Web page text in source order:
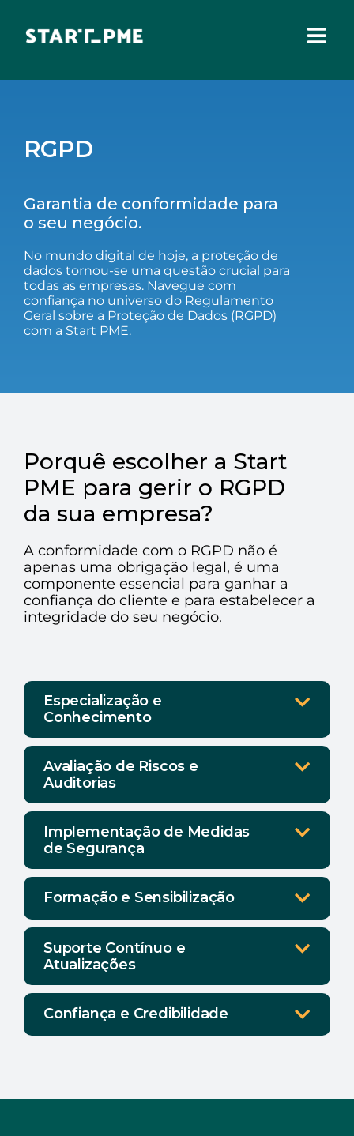
content
Fundo Santa Casa
Comissão Europeia
Benefícios Fiscais
Administração Local
IEFP
Turismo de Portugal
PEPAC Agricultura
SERVIÇOS
ABRIR UM NEGÓCIO
CONTACTOS
EN
RGPD
Garantia de conformidade para
o seu negócio.
No mundo digital de hoje, a proteção de
dados tornou-se uma questão crucial para
todas as empresas. Navegue com
confiança no universo do Regulamento
Geral sobre a Proteção de Dados (RGPD)
com a Start PME.
Porquê escolher a Start
PME para gerir o RGPD
da sua empresa?
A conformidade com o RGPD não é
apenas uma obrigação legal, é uma
componente essencial para ganhar a
confiança do cliente e para estabelecer a
integridade do seu negócio.
Especialização e
Conhecimento
Avaliação de Riscos e
Auditorias
Implementação de Medidas
de Segurança
Formação e Sensibilização
Suporte Contínuo e
Atualizações
Confiança e Credibilidade